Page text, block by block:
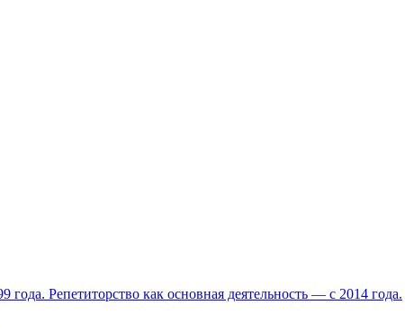
Репетиторство как основная деятельность — с 2014 года.